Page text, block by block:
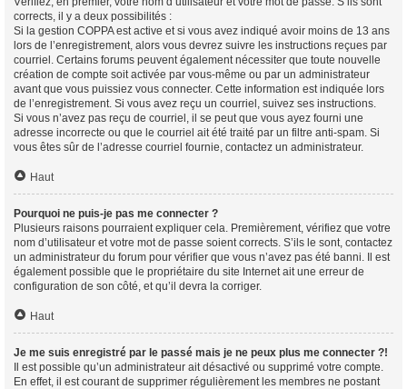
corrects, il y a deux possibilités :
Si la gestion COPPA est active et si vous avez indiqué avoir moins de 13 ans
lors de l’enregistrement, alors vous devrez suivre les instructions reçues par
courriel. Certains forums peuvent également nécessiter que toute nouvelle
création de compte soit activée par vous-même ou par un administrateur
avant que vous puissiez vous connecter. Cette information est indiquée lors
de l’enregistrement. Si vous avez reçu un courriel, suivez ses instructions.
Si vous n’avez pas reçu de courriel, il se peut que vous ayez fourni une
adresse incorrecte ou que le courriel ait été traité par un filtre anti-spam. Si
vous êtes sûr de l’adresse courriel fournie, contactez un administrateur.
Haut
Pourquoi ne puis-je pas me connecter ?
Plusieurs raisons pourraient expliquer cela. Premièrement, vérifiez que votre
nom d’utilisateur et votre mot de passe soient corrects. S’ils le sont, contactez
un administrateur du forum pour vérifier que vous n’avez pas été banni. Il est
également possible que le propriétaire du site Internet ait une erreur de
configuration de son côté, et qu’il devra la corriger.
Haut
Je me suis enregistré par le passé mais je ne peux plus me connecter ?!
Il est possible qu’un administrateur ait désactivé ou supprimé votre compte.
En effet, il est courant de supprimer régulièrement les membres ne postant